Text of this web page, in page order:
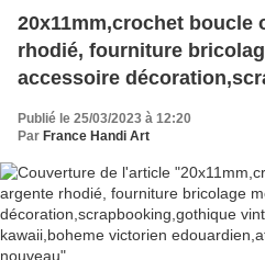
20x11mm,crochet boucle
rhodié, fourniture bricolage mercerie, diy bijou
accessoire
vintage retro,baroque
victorien
Publié le 25/03/2023 à 12:20
Par France Handi Art